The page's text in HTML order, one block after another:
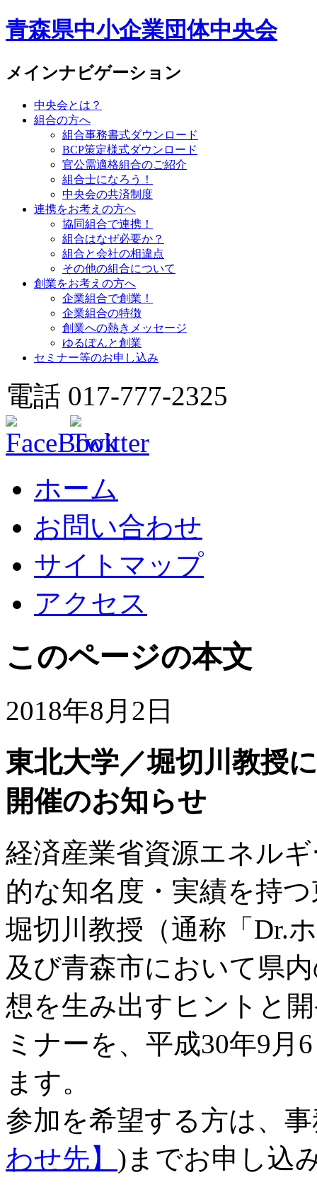
青森県中小企業団体中央会
メインナビゲーション
中央会とは？
組合の方へ
組合事務書式ダウンロード
BCP策定様式ダウンロード
官公需適格組合のご紹介
組合士になろう！
中央会の共済制度
連携をお考えの方へ
協同組合で連携！
組合はなぜ必要か？
組合と会社の相違点
その他の組合について
創業をお考えの方へ
企業組合で創業！
企業組合の特徴
創業への熱きメッセージ
ゆるぽんと創業
セミナー等のお申し込み
電話 017-777-2325
ホーム
お問い合わせ
サイトマップ
アクセス
このページの本文
2018年8月2日
東北大学／堀切川教授
開催のお知らせ
経済産業省資源エネル
的な知名度・実績を持
堀切川教授（通称「Dr.
及び青森市において県
想を生み出すヒントと
ミナーを、平成30年9月
ます。
参加を希望する方は、
わせ先】 )までお申し込